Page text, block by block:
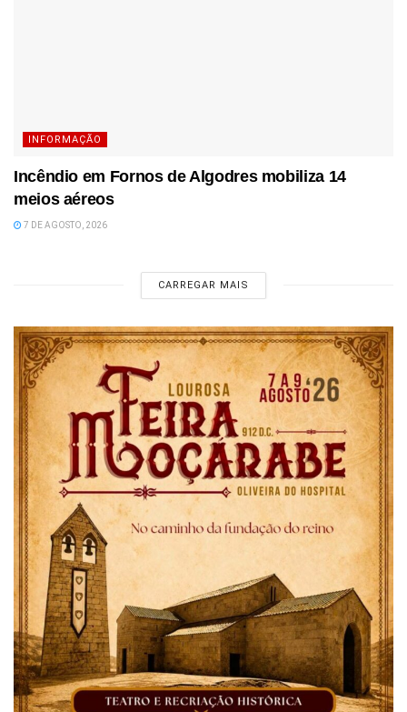
INFORMAÇÃO
Incêndio em Fornos de Algodres mobiliza 14
meios aéreos
7 DE AGOSTO, 2026
CARREGAR MAIS